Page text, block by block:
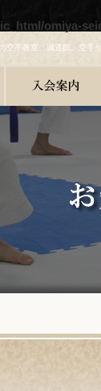
omiya-
空手教室、誠道館。空手